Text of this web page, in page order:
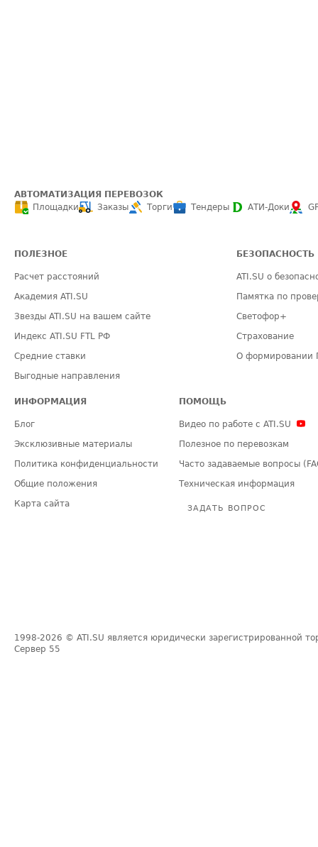
АВТОМАТИЗАЦИЯ ПЕРЕВОЗОК
Площадки
Заказы Торги Тендеры АТИ-Доки
ПОЛЕЗНОЕ
Расчет расстояний
Академия ATI.SU
Звезды ATI.SU на вашем сайте
Индекс ATI.SU FTL РФ
Средние ставки
Выгодные направления
БЕЗОПАСНОСТЬ
ATI.SU о
Памятка по
Светофор+
Страхование
О формировании
ИНФОРМАЦИЯ
Блог
Эксклюзивные материалы
Политика конфиденциальности
Общие положения
Карта сайта
ПОМОЩЬ
Видео по работе с ATI.SU
Полезное по перевозкам
Часто задаваемые вопросы
Техническая информация
ЗАДАТЬ ВОПРОС
1998-2026 © ATI.SU является юридически зарегистрированной
Сервер 55